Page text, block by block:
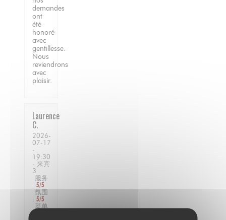
demandes
ont
été
honoré
avec
gentillesse.
Nous
reviendrons
avec
plaisir.
Laurence
C
2026-
07-17
-
19:30
- 来宾
3
服务
: 5/5
氛围
: 5/5
菜单
: